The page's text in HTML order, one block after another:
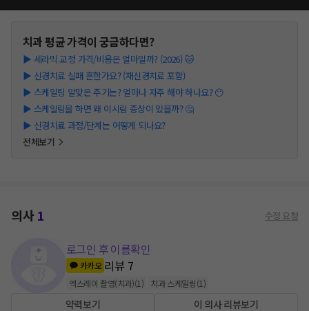
치과평균 가격이 궁금하다면?
▶ 세라믹 교정 가격/비용은 얼마일까? (2026) 🐱
▶ 신경치료 실패 흔한가요? (재신경치료 포함)
▶ 스케일링 알맞은 주기는? 얼마나 자주 해야 하나요? 😶
▶ 스케일링을 하면 왜 이시림 증상이 있을까? 🤔
▶ 신경치료 과정/단계는 어떻게 되나요?
전체보기
의사1 수정 요청
로그인 후 이름확인
카카오 리뷰 7
엑스레이 촬영(치과)(1 ) 치과 스케일링(1 )
약력보기 이 의사 리뷰보기